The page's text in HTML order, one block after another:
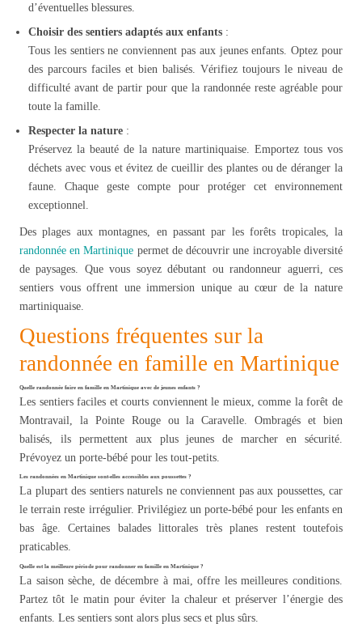
d’éventuelles blessures.
Choisir des sentiers adaptés aux enfants :
Tous les sentiers ne conviennent pas aux jeunes enfants. Optez pour
des parcours faciles et bien balisés. Vérifiez toujours le niveau de
difficulté avant de partir pour que la randonnée reste agréable pour
toute la famille.
Respecter la nature :
Préservez la beauté de la nature martiniquaise. Emportez tous vos
déchets avec vous et évitez de cueillir des plantes ou de déranger la
faune. Chaque geste compte pour protéger cet environnement
exceptionnel.
Des plages aux montagnes, en passant par les forêts tropicales, la
randonnée en Martinique permet de découvrir une incroyable diversité
de paysages. Que vous soyez débutant ou randonneur aguerri, ces
sentiers vous offrent une immersion unique au cœur de la nature
martiniquaise.
Questions fréquentes sur la
randonnée en famille en Martinique
Quelle randonnée faire en famille en Martinique avec de jeunes enfants ?
Les sentiers faciles et courts conviennent le mieux, comme la forêt de
Montravail, la Pointe Rouge ou la Caravelle. Ombragés et bien
balisés, ils permettent aux plus jeunes de marcher en sécurité.
Prévoyez un porte-bébé pour les tout-petits.
Les randonnées en Martinique sont-elles accessibles aux poussettes ?
La plupart des sentiers naturels ne conviennent pas aux poussettes, car
le terrain reste irrégulier. Privilégiez un porte-bébé pour les enfants en
bas âge. Certaines balades littorales très planes restent toutefois
praticables.
Quelle est la meilleure période pour randonner en famille en Martinique ?
La saison sèche, de décembre à mai, offre les meilleures conditions.
Partez tôt le matin pour éviter la chaleur et préserver l’énergie des
enfants. Les sentiers sont alors plus secs et plus sûrs.